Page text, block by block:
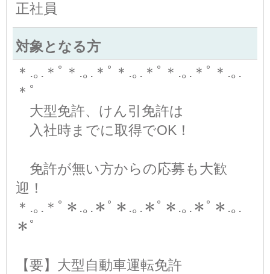
正社員
対象となる方
＊.｡.＊ﾟ＊.｡.＊ﾟ＊.｡.＊ﾟ＊.｡.＊ﾟ＊.｡.
＊ﾟ
大型免許、けん引免許は
入社時までに取得でOK！
免許が無い方からの応募も大歓
迎！
＊.｡.＊ﾟ＊.｡.＊ﾟ＊.｡.＊ﾟ＊.｡.＊ﾟ＊.｡.
＊ﾟ
【要】大型自動車運転免許